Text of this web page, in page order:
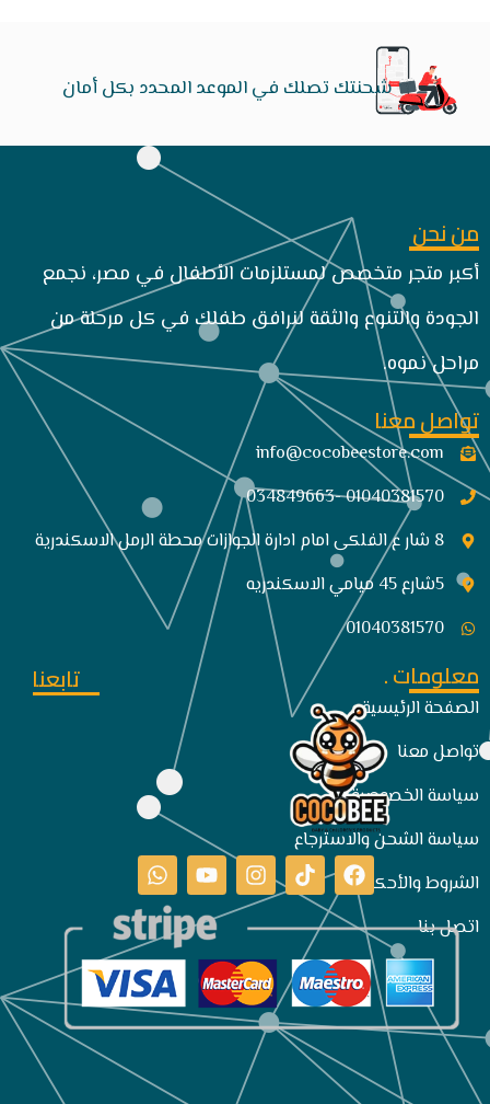
شحنتك تصلك في الموعد المحدد بكل أمان
من نحن
أكبر متجر متخصص لمستلزمات الأطفال في مصر، نجمع
الجودة والتنوع والثقة لنرافق طفلك في كل مرحلة من
مراحل نموه.
تواصل معنا
info@cocobeestore.com​
01040381570 -034849663
8 شار ع الفلكى امام ادارة الجوازات محطة الرمل الاسكندرية
5شارع 45 ميامي الاسكندريه
01040381570
معلومات .
الصفحة الرئيسية
تواصل معنا
سياسة الخصوصية
سياسة الشحن والاسترجاع
الشروط والأحكام
اتصل بنا
تابعنا